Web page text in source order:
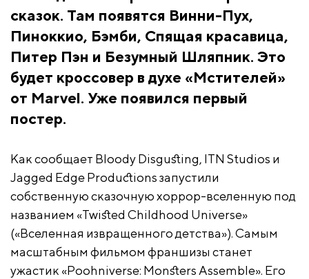
сказок. Там появятся Винни-Пух,
Пиноккио, Бэмби, Спящая красавица,
Питер Пэн и Безумный Шляпник. Это
будет кроссовер в духе «Мстителей»
от Marvel. Уже появился первый
постер.
Как сообщает Bloody Disgusting, ITN Studios и
Jagged Edge Productions запустили
собственную сказочную хоррор-вселенную под
названием «Twisted Childhood Universe»
(«Вселенная извращенного детства»). Самым
масштабным фильмом франшизы станет
ужастик «Poohniverse: Monsters Assemble». Его